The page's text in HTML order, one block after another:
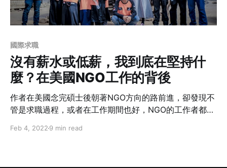
國際求職
沒有薪水或低薪，我到底在堅持什
麼？在美國NGO工作的背後
作者在美國念完碩士後朝著NGO方向的路前進，卻發現不
管是求職過程，或者在工作期間也好，NGO的工作者都面
協與衡量。作者以自身經驗為出發點，點出許多制度上的
Feb 4, 2022 9 min read